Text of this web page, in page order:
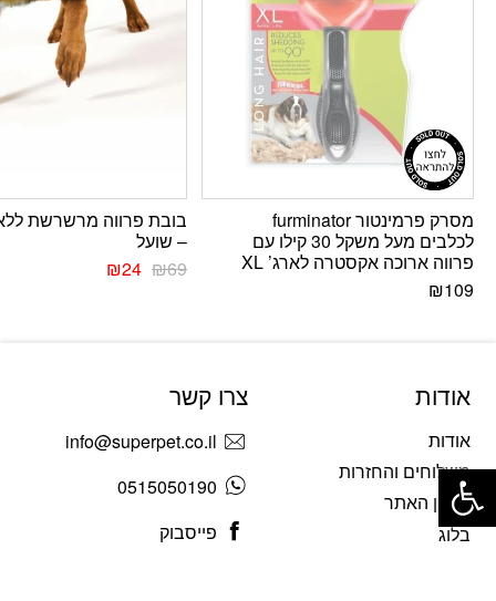
מסרק פרמינטור furminator
לכלבים מעל משקל 30 קילו עם
פרווה ארוכה אקסטרה לארג’ XL
₪109
בובת פרווה מרשרשת ללא
– שועל
₪69
₪24
אודות
אודות
משלוחים והחזרות
תקנון האתר
בלוג
צרו קשר
info@superpet.co.il
0515050190
פייסבוק
פתח סרגל נגישות